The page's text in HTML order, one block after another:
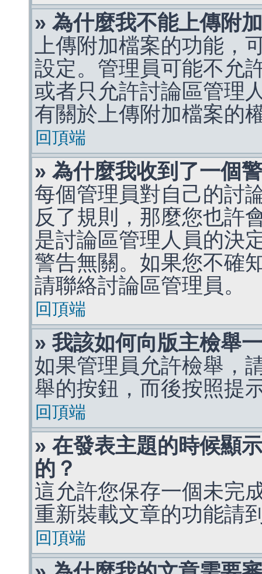
» 為什麼我不能上傳附
上傳附加檔案的功能，
設定。管理員可能不允
或者只允許討論區管理
有關於上傳附加檔案的
回頂端
» 為什麼我收到了一個
每個管理員對自己的討
反了規則，那麼您也許
是討論區管理人員的決
警告無關。如果您不確
請聯絡討論區管理員。
回頂端
» 我該如何向版主檢舉
如果管理員允許檢舉，
舉的按鈕，而後按照提
回頂端
» 在發表主題的時候顯
的？
這允許您保存一個未完
重新裝載文章的功能請
回頂端